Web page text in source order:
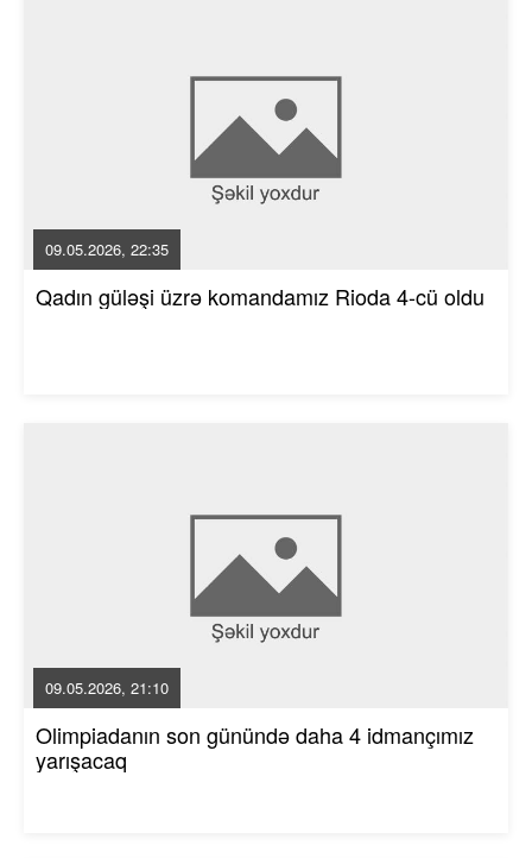
09.05.2026, 22:35
Qadın güləşi üzrə komandamız Rioda 4-cü oldu
09.05.2026, 21:10
Olimpiadanın son günündə daha 4 idmançımız
yarışacaq